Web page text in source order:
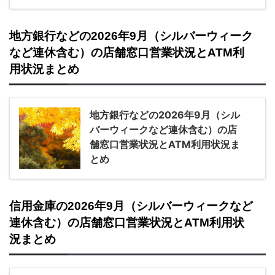
地方銀行などの2026年9月（シルバーウィーク
など連休含む）の店舗窓口営業状況とATM利
用状況まとめ
地方銀行などの2026年9月（シル
バーウィークなど連休含む）の店
舗窓口営業状況とATM利用状況ま
とめ
信用金庫の2026年9月（シルバーウィークなど
連休含む）の店舗窓口営業状況とATM利用状
況まとめ